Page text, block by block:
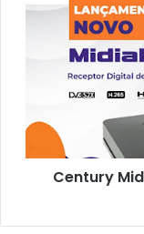
Century